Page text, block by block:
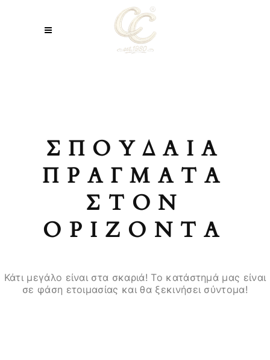
ΣΠΟΥΔΑΊΑ
ΠΡΆΓΜΑΤΑ
ΣΤΟΝ
ΟΡΊΖΟΝΤΑ
Κάτι μεγάλο είναι στα σκαριά! Το κατάστημά μας είναι
σε φάση ετοιμασίας και θα ξεκινήσει σύντομα!